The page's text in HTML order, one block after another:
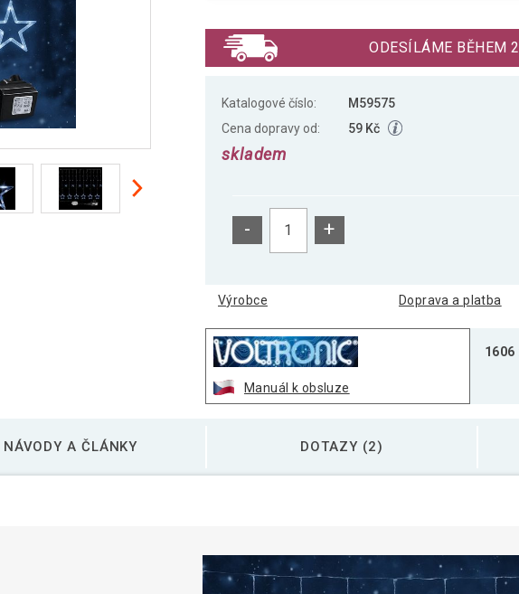
Vánoční světelný řetěz hvězdy 150
ODESÍLÁME BĚHEM
Katalogové číslo:
M59575
Cena dopravy od:
59 Kč
skladem
- +
Výrobce Doprava a platba
Manuál k obsluze
1606
NÁVODY A ČLÁNKY DOTAZY (2)